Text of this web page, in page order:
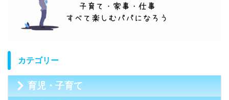
カテゴリー
育児・子育て